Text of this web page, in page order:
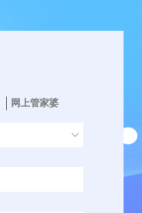
网上管家婆